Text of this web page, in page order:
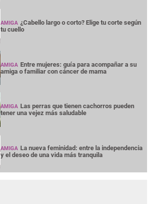
AMIGA ¿Cabello largo o corto? Elige tu corte según
tu cuello
AMIGA Entre mujeres: guía para acompañar a su
amiga o familiar con cáncer de mama
AMIGA Las perras que tienen cachorros pueden
tener una vejez más saludable
AMIGA La nueva feminidad: entre la independencia
y el deseo de una vida más tranquila